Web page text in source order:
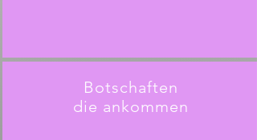
Botschaften
die ankommen